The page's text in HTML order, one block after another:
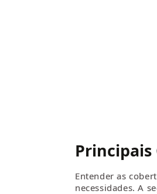
Principais
Entender as
necessidades. A